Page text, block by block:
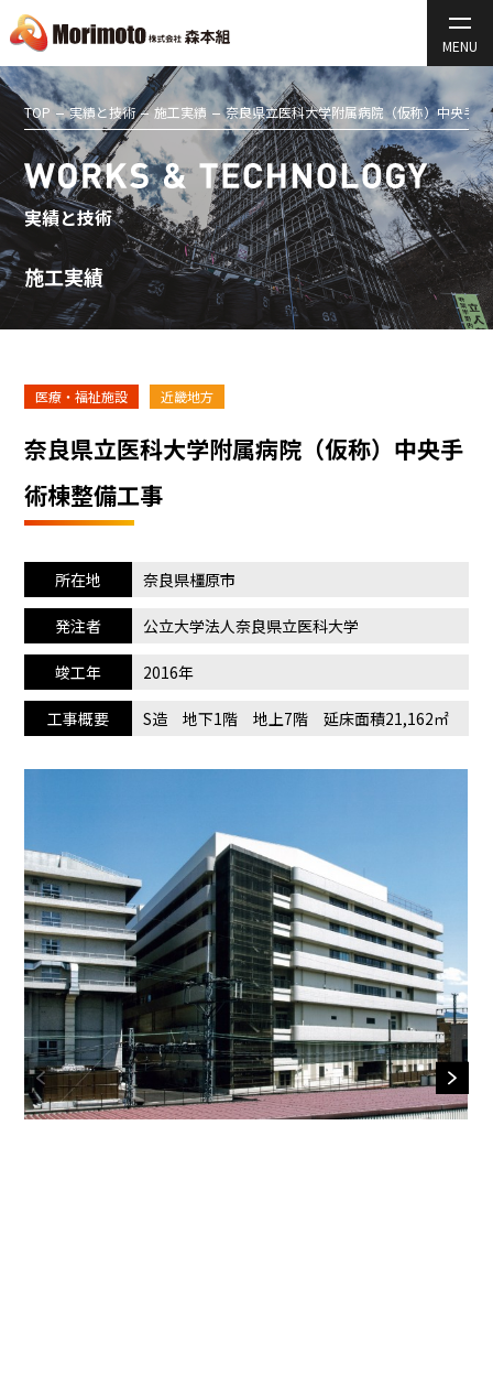
TOP 実績と技術 施工実績 奈良県立医科大学附属病院（仮称）中央手
実績と技術
施工実績
医療・福祉施設 近畿地方
奈良県立医科大学附属病院（仮称）中央手
術棟整備工事
所在地 奈良県橿原市
発注者 公立大学法人奈良県立医科大学
竣工年 2016年
工事概要 S造 地下1階 地上7階 延床面積21,162㎡